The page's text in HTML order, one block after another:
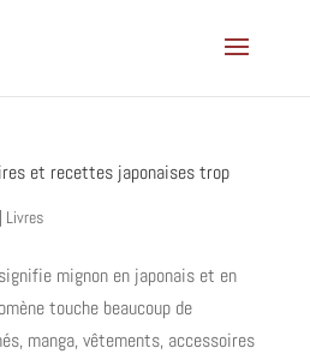
et recettes japonaises trop
Livres
mignon en japonais et en
touche beaucoup de
manga, vêtements, accessoires